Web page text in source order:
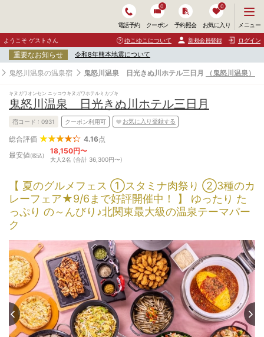
電話予約 クーポン
0
予約照会 お気に入り
0
ニ
ュ
ー
開
く
メニュー
ようこそ ゲストさん ゆこゆこについて 新規会員登録 ログイン
重要なお知らせ 令和8年熊本地震について
鬼怒川温泉の温泉宿 鬼怒川温泉 日光きぬ川ホテル三日月 （鬼怒川温泉）
キヌガワオンセン ニッコウキヌガワホテルミカヅキ
鬼怒川温泉 日光きぬ川ホテル三日月
宿コード : 0931 クーポン利用可 お気に入り登録する
総合評価 4.16点
最安値(税込)
18,150円〜
大人2名 (合計 36,300円〜)
【 夏のグルメフェス ①スタミナ肉祭り ②3種のカ
レーフェア★9/6まで好評開催中！ 】 ゆったり た
っぷり の～んびり♪北関東最大級の温泉テーマパー
ク